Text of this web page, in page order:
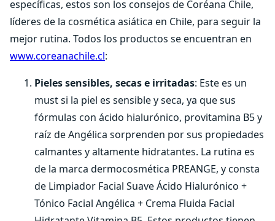
específicas, estos son los consejos de Coréana Chile,
líderes de la cosmética asiática en Chile, para seguir la
mejor rutina. Todos los productos se encuentran en
www.coreanachile.cl:
Pieles sensibles, secas e irritadas: Este es un
must si la piel es sensible y seca, ya que sus
fórmulas con ácido hialurónico, provitamina B5 y
raíz de Angélica sorprenden por sus propiedades
calmantes y altamente hidratantes. La rutina es
de la marca dermocosmética PREANGE, y consta
de Limpiador Facial Suave Ácido Hialurónico +
Tónico Facial Angélica + Crema Fluida Facial